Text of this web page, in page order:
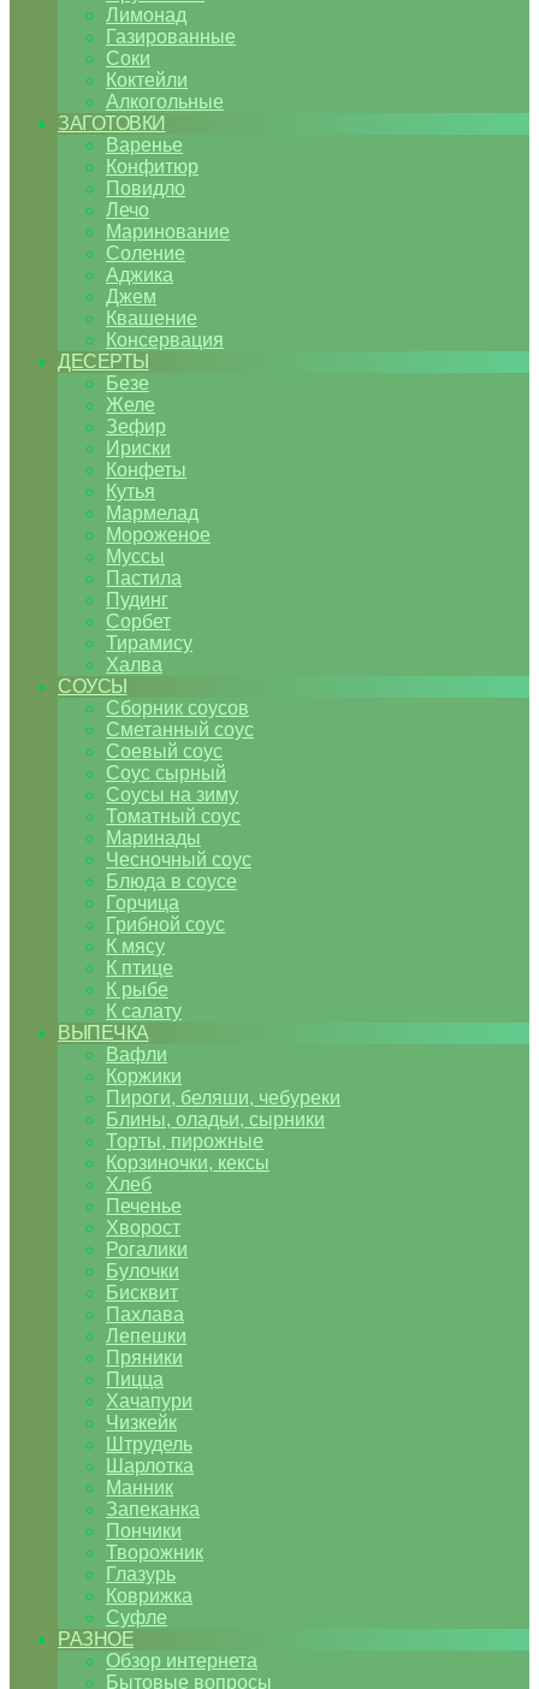
Лимонад
Газированные
Соки
Коктейли
Алкогольные
ЗАГОТОВКИ
Варенье
Конфитюр
Повидло
Лечо
Маринование
Соление
Аджика
Джем
Квашение
Консервация
ДЕСЕРТЫ
Безе
Желе
Зефир
Ириски
Конфеты
Кутья
Мармелад
Мороженое
Муссы
Пастила
Пудинг
Сорбет
Тирамису
Халва
СОУСЫ
Сборник соусов
Сметанный соус
Соевый соус
Соус сырный
Соусы на зиму
Томатный соус
Маринады
Чесночный соус
Блюда в соусе
Горчица
Грибной соус
К мясу
К птице
К рыбе
К салату
ВЫПЕЧКА
Вафли
Коржики
Пироги, беляши, чебуреки
Блины, оладьи, сырники
Торты, пирожные
Корзиночки, кексы
Хлеб
Печенье
Хворост
Рогалики
Булочки
Бисквит
Пахлава
Лепешки
Пряники
Пицца
Хачапури
Чизкейк
Штрудель
Шарлотка
Манник
Запеканка
Пончики
Творожник
Глазурь
Коврижка
Суфле
РАЗНОЕ
Обзор интернета
Бытовые вопросы